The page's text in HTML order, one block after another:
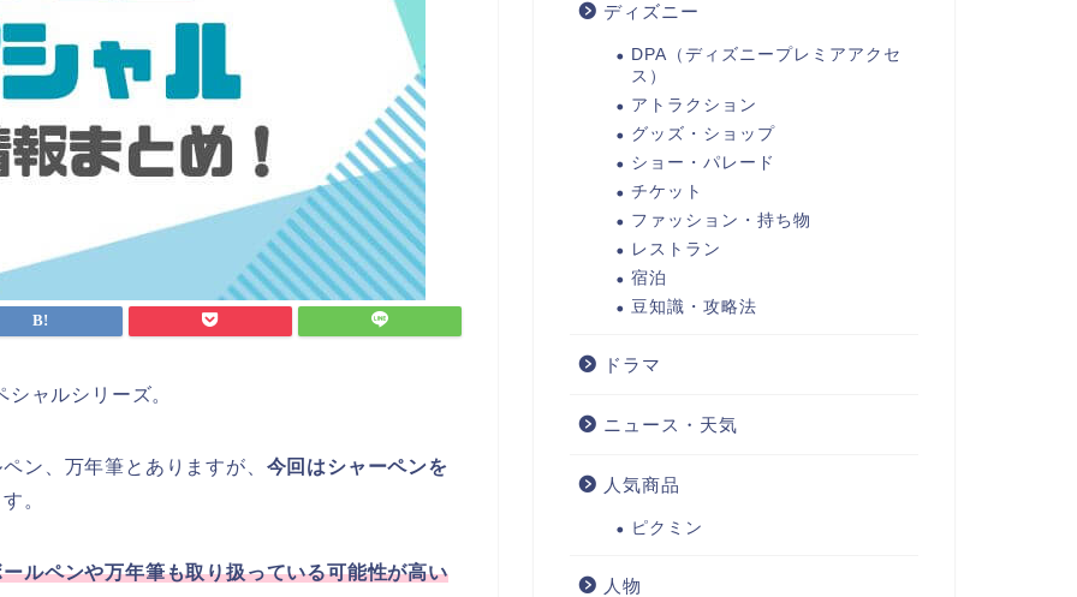
ャルシリーズ。
ン、万年筆とありますが、 今回はシャーペンを
。
ルペンや万年筆も取り扱っている可能性が高い
ディズニー
DPA（ディズニープレミアアクセ
ス）
アトラクション
グッズ・ショップ
ショー・パレード
チケット
ファッション・持ち物
レストラン
宿泊
豆知識・攻略法
ドラマ
ニュース・天気
人気商品
ピクミン
人物